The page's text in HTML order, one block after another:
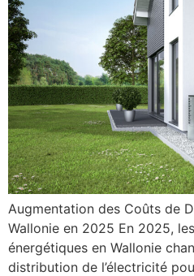
Augmentation des Coûts de
Wallonie en 2025 En 2025,
énergétiques en Wallonie
distribution de l’électricité